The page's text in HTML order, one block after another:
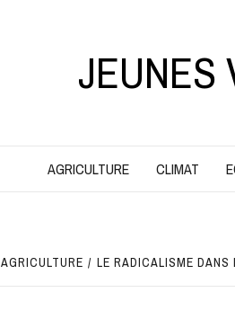
JEUNES
AGRICULTURE CLIMAT
AGRICULTURE LE RADICALISME DANS